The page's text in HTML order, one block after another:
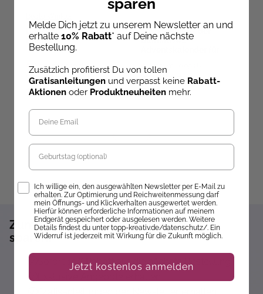
Das große Zentangle-
Buch 2
Ab dem 09.10.26
versandbereit
19,99 €
My Booklove - der
ultimative
Ab dem 10.09.26
versandbereit
59,99 €
Zum Newsletter anmelden und 10%
sparen!*
Sofort 10% Rabatt auf die nächste Bestellung
Melde Dich jetzt zu unserem Newsletter an und
erhalte 10% Rabatt* auf Deine nächste
Bestellung.
Zusätzlich profitierst Du von tollen
Gratisanleitungen und verpasst keine Rabatt-
Aktionen oder Produktneuheiten mehr.
Geburtstag
Opt-InIch willige ein, den ausgewählten Newsletter per E-Mail zu
erhalten. Zur Optimierung und Reichweitenmessung darf
mein Öffnungs- und Klickverhalten ausgewertet werden.
Hierfür können erforderliche Informationen auf meinem
Endgerät gespeichert oder ausgelesen werden. Weitere
Details findest du unter topp-kreativ.de/datenschutz/. Ein
Widerruf ist jederzeit mit Wirkung für die Zukunft möglich.
Jetzt kostenlos anmelden